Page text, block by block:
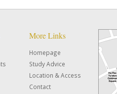
More Links
Homepage
Study Advice
Location & Access
Contact